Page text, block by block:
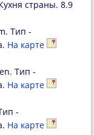
страны. 8.9
Тип -
На карте
Тип -
На карте
-
На карте